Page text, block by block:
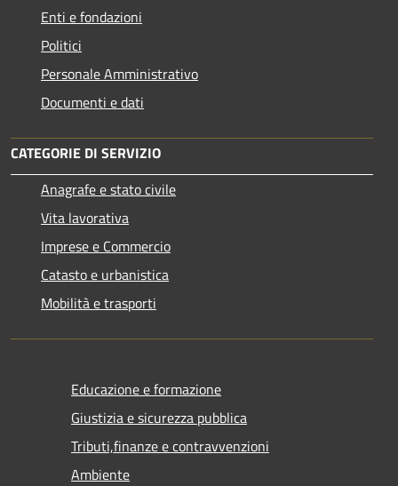
Enti e fondazioni
Politici
Personale Amministrativo
Documenti e dati
CATEGORIE DI SERVIZIO
Anagrafe e stato civile
Vita lavorativa
Imprese e Commercio
Catasto e urbanistica
Mobilità e trasporti
Educazione e formazione
Giustizia e sicurezza pubblica
Tributi,finanze e contravvenzioni
Ambiente